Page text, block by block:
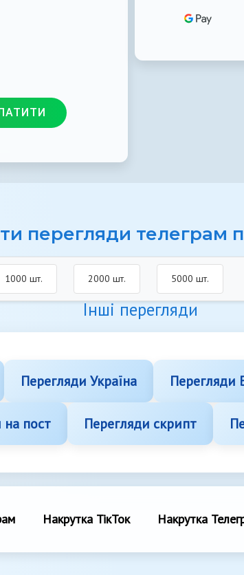
перегляди телеграм
1000 шт. 2000 шт. 5000 шт.
Інші перегляди
Перегляди Україна Перегляди
на пост Перегляди скрипт
Накрутка ТікТок Накрутка